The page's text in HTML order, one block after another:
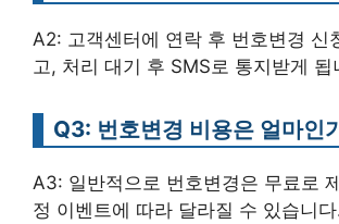
A2: 고객센터에 연락 후 번호변경 신
고, 처리 대기 후 SMS로 통지받게 됩
Q3: 번호변경 비용은 얼마인
A3: 일반적으로 번호변경은 무료로
정 이벤트에 따라 달라질 수 있습니